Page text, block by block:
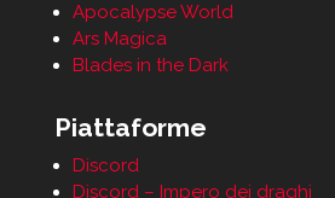
Apocalypse World
Ars Magica
Blades in the Dark
Piattaforme
Discord
Discord – Impero dei draghi